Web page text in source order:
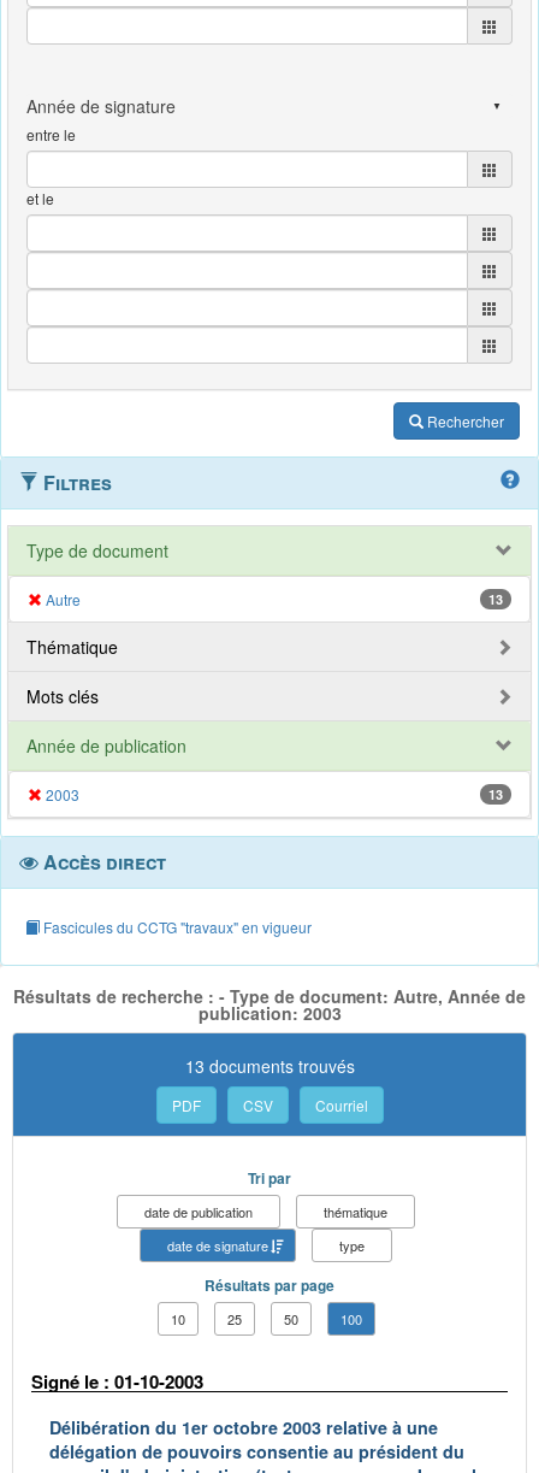
entre le
et le
Rechercher
Filtres
Type de document
Autre 13
Thématique
Mots clés
Année de publication
2003 13
Accès direct
Fascicules du CCTG "travaux" en vigueur
Résultats de recherche : - Type de document: Autre, Année de
publication: 2003
13 documents trouvés
PDF CSV Courriel
Tri par
date de publication
thématique
date de signature
type
Résultats par page
10 25 50 100
Signé le : 01-10-2003
Délibération du 1er octobre 2003 relative à une
délégation de pouvoirs consentie au président du